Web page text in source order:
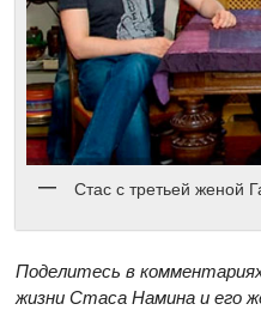
Стас с третьей женой
Поделитесь в
жизни Стаса Намина и его